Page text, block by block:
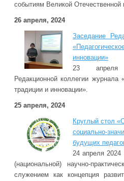
событиям Великой
26 апреля, 2024
Заседание
инновации»
23 апреля
Редакционной коллегии журнала
традиции и инновации».
25 апреля, 2024
Круглый стол
социально-
будущих
24 апреля 2024
(национальной) научно-
служением как концепция